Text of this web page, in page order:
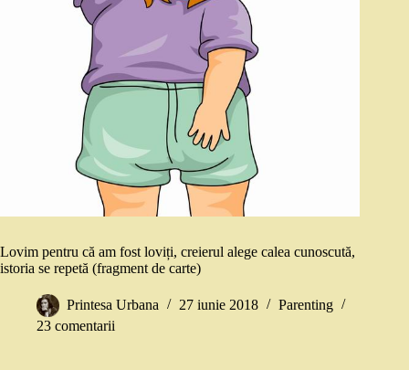
Lovim pentru că am fost loviți, creierul alege calea cunoscută,
istoria se repetă (fragment de carte)
Printesa Urbana 27 iunie 2018
Parenting
23 comentarii